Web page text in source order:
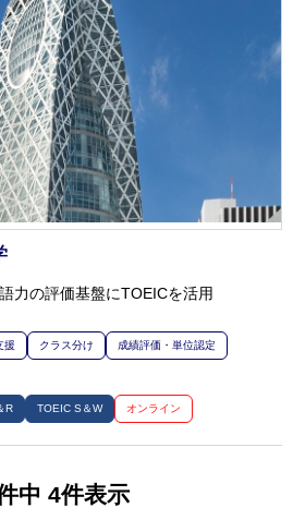
力の評価基盤にTOEICを活用
援 クラス分け 成績評価・単位認定
R TOEIC S＆W オンライン
中 4件表示